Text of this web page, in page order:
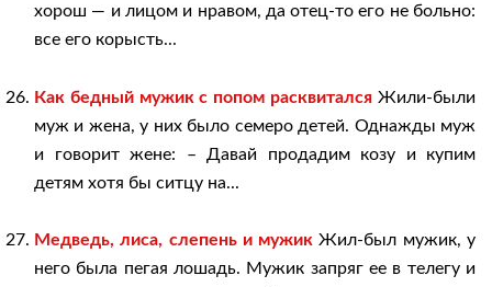
хорош — и лицом и нравом, да отец-то его не больно:
все его корысть...
Как бедный мужик с попом расквитался Жили-были
муж и жена, у них было семеро детей. Однажды муж
и говорит жене: – Давай продадим козу и купим
детям хотя бы ситцу на...
Медведь, лиса, слепень и мужик Жил-был мужик, у
него была пегая лошадь. Мужик запряг ее в телегу и